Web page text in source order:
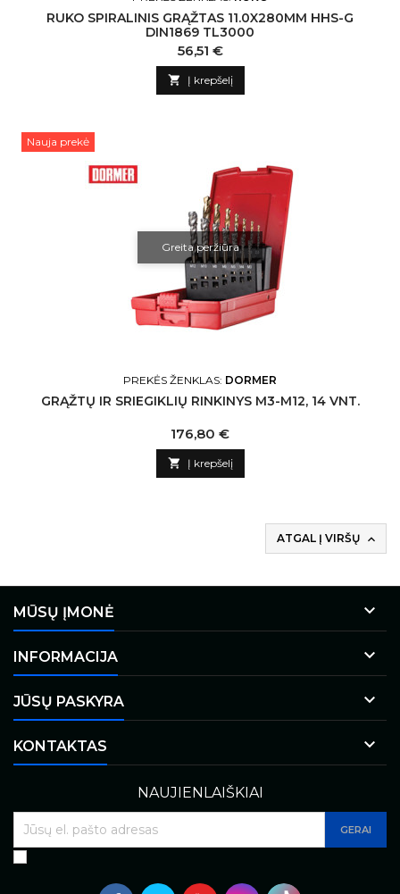
RUKO SPIRALINIS GRĄŽTAS 11.0X280MM HHS-G
DIN1869 TL3000
Kaina
56,51 €
 Į krepšelį
Nauja prekė
Greita peržiūra
PREKĖS ŽENKLAS: DORMER
GRĄŽTŲ IR SRIEGIKLIŲ RINKINYS M3-M12, 14 VNT.
Kaina
176,80 €
 Į krepšelį
ATGAL Į VIRŠŲ 
MŪSŲ ĮMONĖ 
INFORMACIJA 
JŪSŲ PASKYRA 
KONTAKTAS 
NAUJIENLAIŠKIAI